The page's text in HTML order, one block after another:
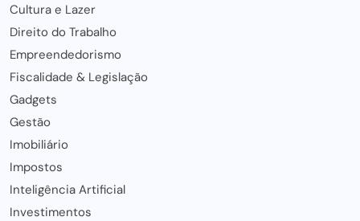
Cultura e Lazer
Direito do Trabalho
Empreendedorismo
Fiscalidade & Legislação
Gadgets
Gestão
Imobiliário
Impostos
Inteligência Artificial
Investimentos